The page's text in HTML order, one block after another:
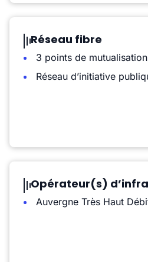
Réseau fibre
3 points de
Réseau d’initiative
Opérateur(s)
Auvergne Très Haut